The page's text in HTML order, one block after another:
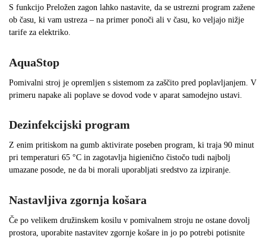
S funkcijo Preložen zagon lahko nastavite, da se ustrezni program zažene
ob času, ki vam ustreza – na primer ponoči ali v času, ko veljajo nižje
tarife za elektriko.
AquaStop
Pomivalni stroj je opremljen s sistemom za zaščito pred poplavljanjem. V
primeru napake ali poplave se dovod vode v aparat samodejno ustavi.
Dezinfekcijski program
Z enim pritiskom na gumb aktivirate poseben program, ki traja 90 minut
pri temperaturi 65 °C in zagotavlja higienično čistočo tudi najbolj
umazane posode, ne da bi morali uporabljati sredstvo za izpiranje.
Nastavljiva zgornja košara
Če po velikem družinskem kosilu v pomivalnem stroju ne ostane dovolj
prostora, uporabite nastavitev zgornje košare in jo po potrebi potisnite